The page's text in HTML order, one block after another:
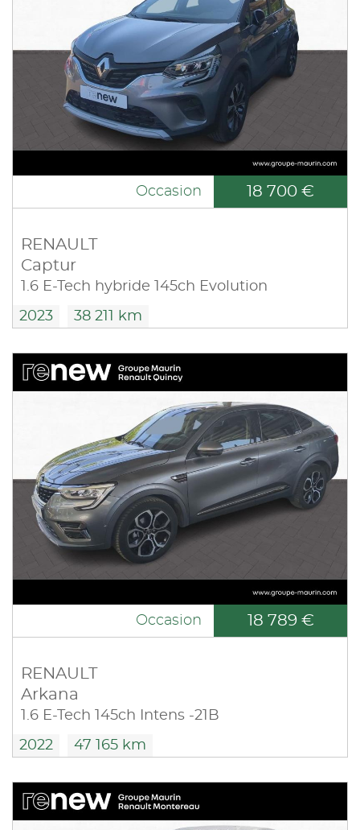
Occasion 18 700 €
RENAULT
Captur
1.6 E-Tech hybride 145ch Evolution
2023 38 211 km
Occasion 18 789 €
RENAULT
Arkana
1.6 E-Tech 145ch Intens -21B
2022 47 165 km